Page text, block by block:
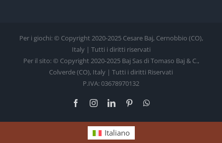
Per i giochi: © Copyright 2020-2025 Cesare Baj, Cernobbio (CO),
Italy | Tutti i diritti riservati
Per il sito: © Copyright 2020-2025 Baj Sas di Tomaso Baj & C.,
Colverde (CO), Italy | Tutti i diritti Riservati
P.IVA: 03678970132
FacebookInstagramLinkedInPinterest
Italiano